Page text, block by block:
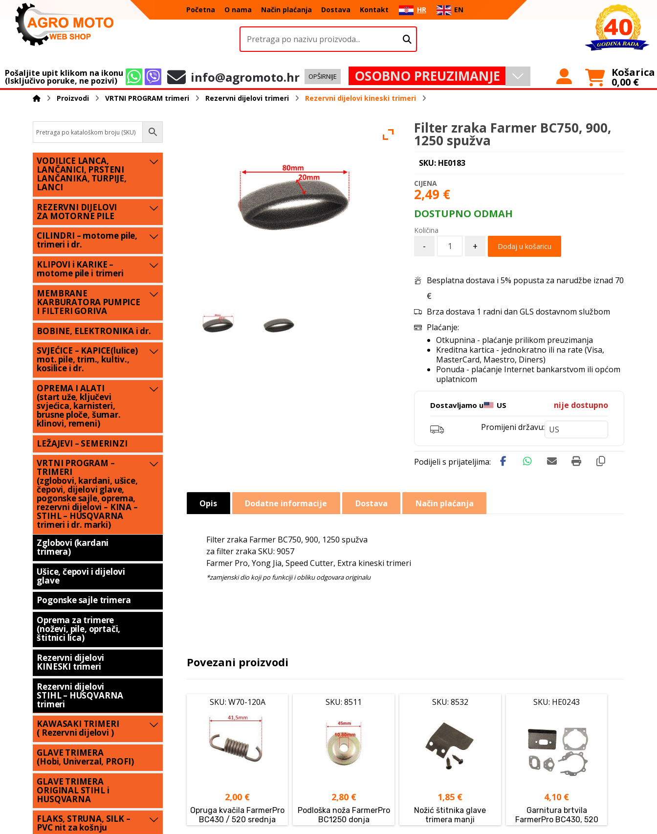
Početna O nama Način plaćanja Dostava Kontakt HR EN
Pošaljite upit klikom na ikonu
(Isključivo poruke, ne pozivi) info@agromoto.hr OPŠIRNIJE OSOBNO PREUZIMANJE Košarica
0,00 €
Proizvodi VRTNI PROGRAM trimeri Rezervni dijelovi trimeri Rezervni dijelovi kineski trimeri
Filter zraka Farmer BC750, 900,
1250 spužva
SKU: HE0183
2,49 €
DOSTUPNO ODMAH
- + Dodaj u košaricu
Besplatna dostava i 5% popusta za narudžbe iznad 70
€
Brza dostava 1 radni dan GLS dostavnom službom
Plaćanje:
Otkupnina - plaćanje prilikom preuzimanja
Kreditna kartica - jednokratno ili na rate (Visa,
MasterCard, Maestro, Diners)
Ponuda - plaćanje Internet bankarstvom ili općom
uplatnicom
Dostavljamo u US nije dostupno
Promijeni državu:
Opis Dodatne informacije Dostava Način plaćanja
Filter zraka Farmer BC750, 900, 1250 spužva
za filter zraka SKU: 9057
Farmer Pro, Yong Jia, Speed Cutter, Extra kineski trimeri
Povezani proizvodi
SKU: W70-120A
2,00 €
Opruga kvačila FarmerPro
BC430 / 520 srednja
SKU: 8511
2,80 €
Podloška noža FarmerPro
BC1250 donja
SKU: 8532
1,85 €
Nožić štitnika glave
trimera manji
SKU: HE0243
4,10 €
Garnitura brtvila
FarmerPro BC430, 520
VODILICE LANCA,
LANČANICI, PRSTENI
LANČANIKA, TURPIJE,
LANCI
REZERVNI DIJELOVI
ZA MOTORNE PILE
CILINDRI – motorne pile,
trimeri i dr.
KLIPOVI i KARIKE –
motorne pile i trimeri
MEMBRANE
KARBURATORA PUMPICE
I FILTERI GORIVA
BOBINE, ELEKTRONIKA i dr.
SVJEĆICE – KAPICE(lulice)
mot. pile, trim., kultiv.,
kosilice i dr.
OPREMA I ALATI
(start uže, ključevi
svjećica, karnisteri,
brusne ploče, šumar.
klinovi, remeni)
LEŽAJEVI – SEMERINZI
VRTNI PROGRAM –
TRIMERI
(zglobovi, kardani, ušice,
čepovi, dijelovi glave,
pogonske sajle, oprema,
rezervni dijelovi – KINA –
STIHL – HUSQVARNA
trimeri i dr. marki)
Zglobovi (kardani
trimera)
Ušice, čepovi i dijelovi
glave
Pogonske sajle trimera
Oprema za trimere
(noževi, pile, oprtači,
štitnici lica)
Rezervni dijelovi
KINESKI trimeri
Rezervni dijelovi
STIHL – HUSQVARNA
trimeri
KAWASAKI TRIMERI
( Rezervni dijelovi )
GLAVE TRIMERA
(Hobi, Univerzal, PROFI)
GLAVE TRIMERA
ORIGINAL STIHL i
HUSQVARNA
FLAKS, STRUNA, SILK –
PVC nit za košnju